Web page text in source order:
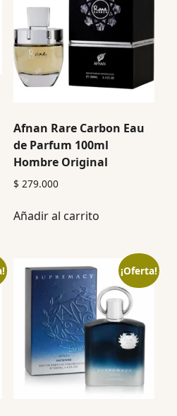
Afnan Rare Carbon Eau
de Parfum 100ml
Hombre Original
$ 279.000
Añadir al carrito
¡Oferta!